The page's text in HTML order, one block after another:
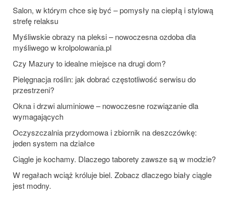
Salon, w którym chce się być – pomysły na ciepłą i stylową
strefę relaksu
Myśliwskie obrazy na pleksi – nowoczesna ozdoba dla
myśliwego w krolpolowania.pl
Czy Mazury to idealne miejsce na drugi dom?
Pielęgnacja roślin: jak dobrać częstotliwość serwisu do
przestrzeni?
Okna i drzwi aluminiowe – nowoczesne rozwiązanie dla
wymagających
Oczyszczalnia przydomowa i zbiornik na deszczówkę:
jeden system na działce
Ciągle je kochamy. Dlaczego taborety zawsze są w modzie?
W regałach wciąż króluje biel. Zobacz dlaczego biały ciągle
jest modny.